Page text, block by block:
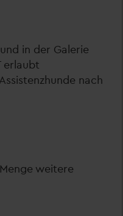
in der Galerie
erlaubt
nach
weitere